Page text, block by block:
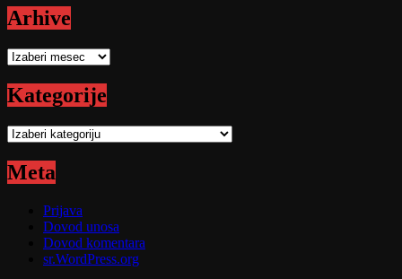
Arhive
Arhive
Kategorije
Kategorije
Meta
Prijava
Dovod unosa
Dovod komentara
sr.WordPress.org